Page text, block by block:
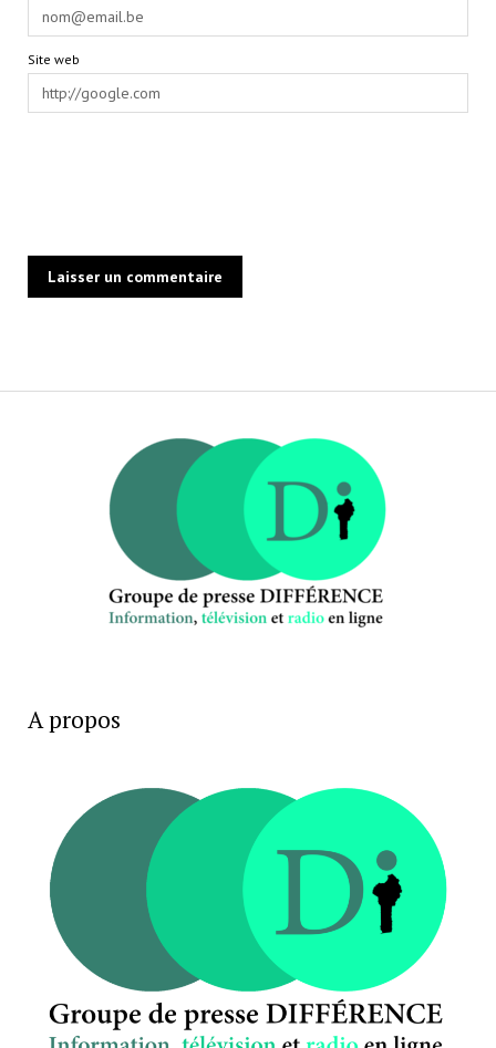
Site web
A propos